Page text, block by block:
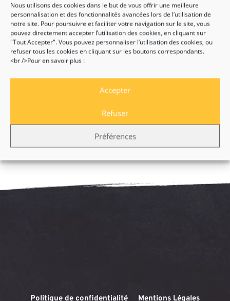
Nous utilisons des cookies dans le but de vous offrir une meilleure
personnalisation et des fonctionnalités avancées lors de l’utilisation de
notre site. Pour poursuivre et faciliter votre navigation sur le site, vous
pouvez directement accepter l’utilisation des cookies, en cliquant sur
"Tout Accepter". Vous pouvez personnaliser l’utilisation des cookies, ou
refuser tous les cookies en cliquant sur les boutons correspondants.
<br />Pour en savoir plus :
Accepter
Refuser
Préférences
quantité
de
Belvedere,
Pologne
40%
- +
Ajouter au panier
Description du produit
[jgm-review-widget]
Politique de confidentialité Mentions Légales